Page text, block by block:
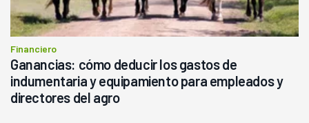
Financiero
Ganancias: cómo deducir los gastos de
indumentaria y equipamiento para empleados y
directores del agro